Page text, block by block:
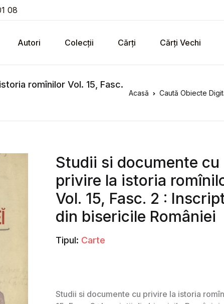
08
Autori Colecții Cărți Cărți Vechi
romînilor Vol. 15, Fasc.
Acasă Caută Obiecte
Studii si documente cu
privire la istoria
Vol. 15, Fasc. 2 :
din bisericile României
Tipul: Carte